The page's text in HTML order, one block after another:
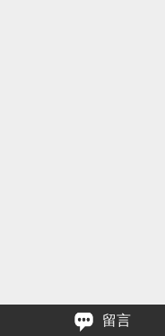
留言